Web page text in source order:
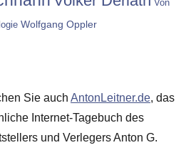
Von
Wolfgang Oppler
Sie auch AntonLeitner.de, das
Internet-Tagebuch des
und Verlegers Anton G.